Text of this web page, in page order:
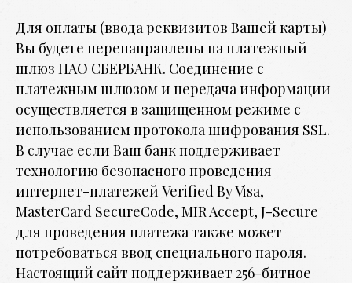
Для оплаты (ввода реквизитов Вашей карты)
Вы будете перенаправлены на платежный
шлюз ПАО СБЕРБАНК. Соединение с
платежным шлюзом и передача информации
осуществляется в защищенном режиме с
использованием протокола шифрования SSL.
В случае если Ваш банк поддерживает
технологию безопасного проведения
интернет-платежей Verified By Visa,
MasterCard SecureCode, MIR Accept, J-Secure
для проведения платежа также может
потребоваться ввод специального пароля.
Настоящий сайт поддерживает 256-битное